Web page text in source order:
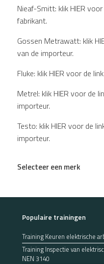
Nieaf-Smitt: klik HIER
fabrikant.
Gossen Metrawatt: klik
van de importeur.
Fluke: klik HIER voor de
Metrel: klik HIER voor de
importeur.
Testo: klik HIER voor de
importeur.
Selecteer een merk
Populaire trainingen
Training Keuren elektrische
Training Inspectie van
NEN 3140